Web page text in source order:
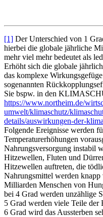
[1] Der Unterschied von 1
hierbei die globale jährliche
mehr viel mehr bedeutet als
Erhöht sich die globale
das komplexe
sogenannten
Sie bspw. in den
https://www.northeim.de/
umwelt/klimaschutz/
details/auswirkungen-der-
Folgende Ereignisse werden
Temperaturerhöhungen
Nahrungsversorgung instabil
Hitzewellen, Fluten und
Hitzewellen auftreten, die
Nahrungsmittel werden
Milliarden Menschen von
bei 4 Grad werden unzählige
5 Grad werden viele Teile der
6 Grad wird das Aussterben